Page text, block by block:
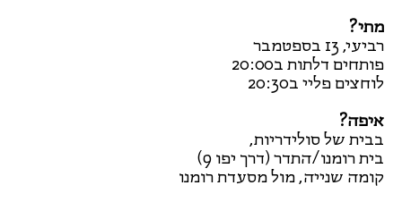
מתי?
רביעי, 13 בספטמבר
פותחים דלתות ב20:00
לוחצים פליי ב20:30
איפה?
בבית של סולידריות,
בית רומנו/התדר (דרך יפו 9)
קומה שנייה, מול מסעדת רומנו